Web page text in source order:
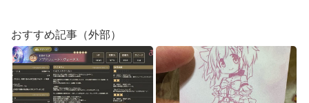
おすすめ記事（外部）